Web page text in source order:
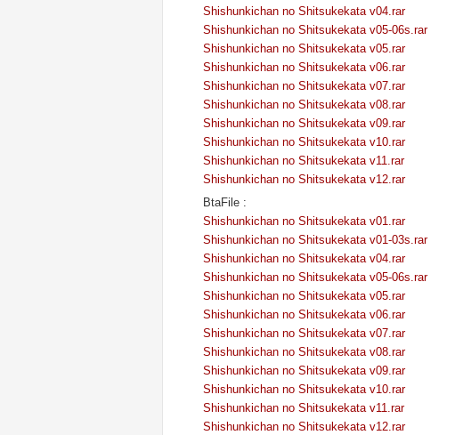
Shishunkichan no Shitsukekata v04.rar
Shishunkichan no Shitsukekata v05-06s.rar
Shishunkichan no Shitsukekata v05.rar
Shishunkichan no Shitsukekata v06.rar
Shishunkichan no Shitsukekata v07.rar
Shishunkichan no Shitsukekata v08.rar
Shishunkichan no Shitsukekata v09.rar
Shishunkichan no Shitsukekata v10.rar
Shishunkichan no Shitsukekata v11.rar
Shishunkichan no Shitsukekata v12.rar
BtaFile :
Shishunkichan no Shitsukekata v01.rar
Shishunkichan no Shitsukekata v01-03s.rar
Shishunkichan no Shitsukekata v04.rar
Shishunkichan no Shitsukekata v05-06s.rar
Shishunkichan no Shitsukekata v05.rar
Shishunkichan no Shitsukekata v06.rar
Shishunkichan no Shitsukekata v07.rar
Shishunkichan no Shitsukekata v08.rar
Shishunkichan no Shitsukekata v09.rar
Shishunkichan no Shitsukekata v10.rar
Shishunkichan no Shitsukekata v11.rar
Shishunkichan no Shitsukekata v12.rar